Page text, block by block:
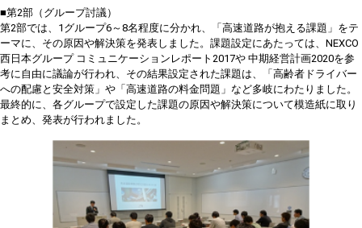
■第2部（グループ討議）
第2部では、1グループ6～8名程度に分かれ、「高速道路が抱える課題」をテ
ーマに、その原因や解決策を発表しました。課題設定にあたっては、NEXCO
西日本グループ コミュニケーションレポート2017や 中期経営計画2020を参
考に自由に議論が行われ、その結果設定された課題は、「高齢者ドライバー
への配慮と安全対策」や「高速道路の料金問題」など多岐にわたりました。
最終的に、各グループで設定した課題の原因や解決策について模造紙に取り
まとめ、発表が行われました。